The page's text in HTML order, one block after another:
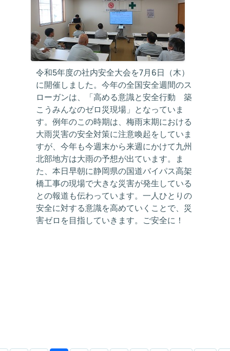
令和5年度の社内安全大会を7月6日（木）
に開催しました。今年の全国安全週間のス
ローガンは、「高める意識と安全行動 築
こうみんなのゼロ災現場」となっていま
す。例年のこの時期は、梅雨末期における
大雨災害の安全対策に注意喚起をしていま
すが、今年も今週末から来週にかけて九州
北部地方は大雨の予想が出ています。ま
た、本日早朝に静岡県の国道バイパス高架
橋工事の現場で大きな災害が発生している
との報道も伝わっています。一人ひとりの
安全に対する意識を高めていくことで、災
害ゼロを目指していきます。ご安全に！